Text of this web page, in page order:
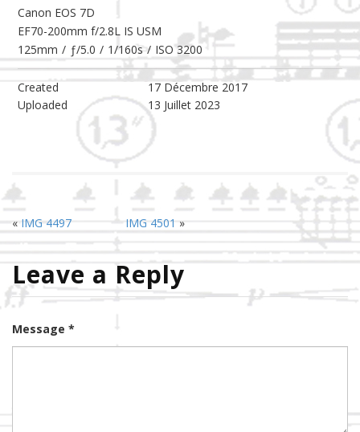
Canon EOS 7D
EF70-200mm f/2.8L IS USM
125mm / ƒ/5.0 / 1/160s / ISO 3200
Created
17 Décembre 2017
Uploaded
13 Juillet 2023
« IMG 4497 IMG 4501 »
Leave a Reply
Message *